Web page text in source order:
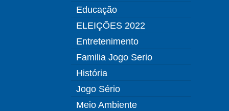
Educação
ELEIÇÕES 2022
Entretenimento
Familia Jogo Serio
História
Jogo Sério
Meio Ambiente